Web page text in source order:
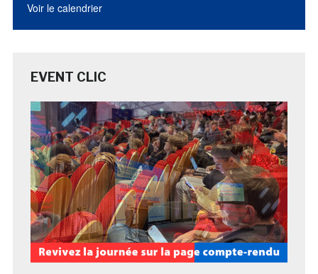
Voir le calendrier
EVENT CLIC